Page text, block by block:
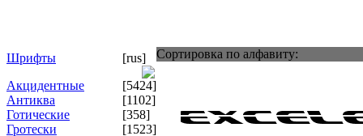
Шрифты
[rus]
Акцидентные
[5424]
Антиква
[1102]
Готические
[358]
Гротески
[1523]
Сортировка по алфавиту: